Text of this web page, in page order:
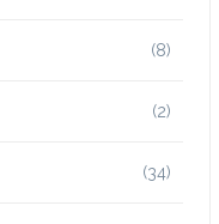
(8)
(2)
(34)